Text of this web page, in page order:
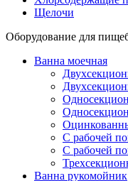
Щелочи
Оборудование для
Ванна моечная
С рабочей
С рабочей
Ванна рукомойник